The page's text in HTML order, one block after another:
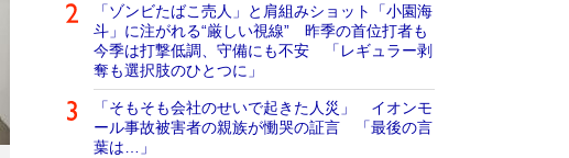
「ゾンビたばこ売人」と肩組みショット「小園海
斗」に注がれる“厳しい視線” 昨季の首位打者も
今季は打撃低調、守備にも不安 「レギュラー剥
奪も選択肢のひとつに」
「そもそも会社のせいで起きた人災」 イオンモ
ール事故被害者の親族が慟哭の証言 「最後の言
葉は…」